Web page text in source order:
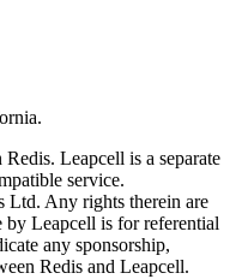
Leapcell is a separate
service.
Ltd. Any rights therein are
by Leapcell is for referential
any sponsorship,
Redis and Leapcell.